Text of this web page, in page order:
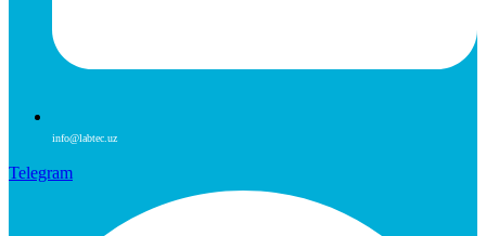
info@labtec.uz
Telegram